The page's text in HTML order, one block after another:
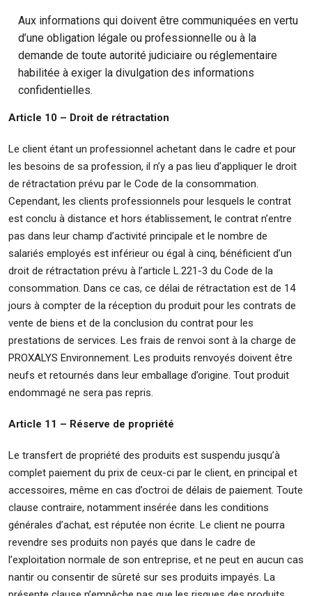
Aux informations qui doivent être communiquées en vertu
d’une obligation légale ou professionnelle ou à la
demande de toute autorité judiciaire ou réglementaire
habilitée à exiger la divulgation des informations
confidentielles.
Article 10 – Droit de rétractation
Le client étant un professionnel achetant dans le cadre et pour
les besoins de sa profession, il n’y a pas lieu d’appliquer le droit
de rétractation prévu par le Code de la consommation.
Cependant, les clients professionnels pour lesquels le contrat
est conclu à distance et hors établissement, le contrat n’entre
pas dans leur champ d’activité principale et le nombre de
salariés employés est inférieur ou égal à cinq, bénéficient d’un
droit de rétractation prévu à l’article L.221-3 du Code de la
consommation. Dans ce cas, ce délai de rétractation est de 14
jours à compter de la réception du produit pour les contrats de
vente de biens et de la conclusion du contrat pour les
prestations de services. Les frais de renvoi sont à la charge de
PROXALYS Environnement. Les produits renvoyés doivent être
neufs et retournés dans leur emballage d’origine. Tout produit
endommagé ne sera pas repris.
Article 11 – Réserve de propriété
Le transfert de propriété des produits est suspendu jusqu’à
complet paiement du prix de ceux-ci par le client, en principal et
accessoires, même en cas d’octroi de délais de paiement. Toute
clause contraire, notamment insérée dans les conditions
générales d’achat, est réputée non écrite. Le client ne pourra
revendre ses produits non payés que dans le cadre de
l’exploitation normale de son entreprise, et ne peut en aucun cas
nantir ou consentir de sûreté sur ses produits impayés. La